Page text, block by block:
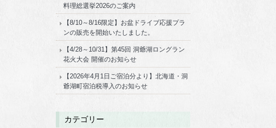
料理総選挙2026のご案内
【8/10～8/16限定】お盆ドライブ応援プラ
ンの販売を開始いたしました。
【4/28～10/31】第45回 洞爺湖ロングラン
花火大会 開催のお知らせ
【2026年4月1日ご宿泊分より】北海道・洞
爺湖町宿泊税導入のお知らせ
カテゴリー